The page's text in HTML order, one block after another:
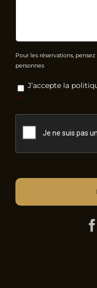
Pour les réservations,
personnes
RGPD *
J’accepte la
*